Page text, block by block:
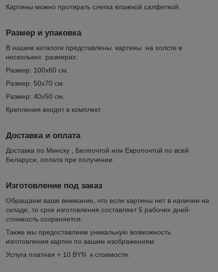
Картины можно протирать слегка влажной салфеткой.
Размер и упаковка
В нашем каталоге представлены картины на холсте в
нескольких размерах:
Размер: 100х60 см.
Размер: 50х70 см.
Размер: 40х50 см.
Крепления входят в комплект
Доставка и оплата
Доставка по Минску , Белпочтой или Европочтой по всей
Беларуси, оплата при получении.
Изготовление под заказ
Обращаем ваше внимание, что если картины нет в наличии на
складе, то срок изготовления составляет 5 рабочих дней-
стоимость сохраняется.
Также мы предоставляем уникальную возможность
изготовления картин по вашим изображениям.
Услуга платная + 10 BYN к стоимости.